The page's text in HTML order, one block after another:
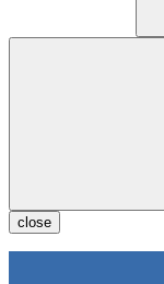
close